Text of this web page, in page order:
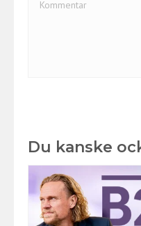
Du kanske